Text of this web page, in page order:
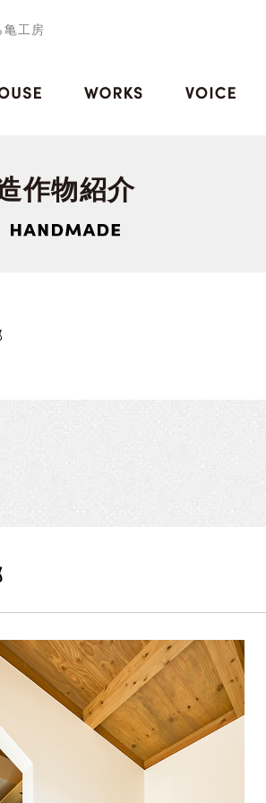
亀工房
作物紹介